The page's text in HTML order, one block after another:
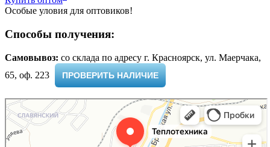
Особые уловия для оптовиков!
Способы получения:
Самовывоз: cо склада по адресу г. Красноярск, ул. Маерчака,
65, оф. 223 ​
ПРОВЕРИТЬ НАЛИЧИЕ